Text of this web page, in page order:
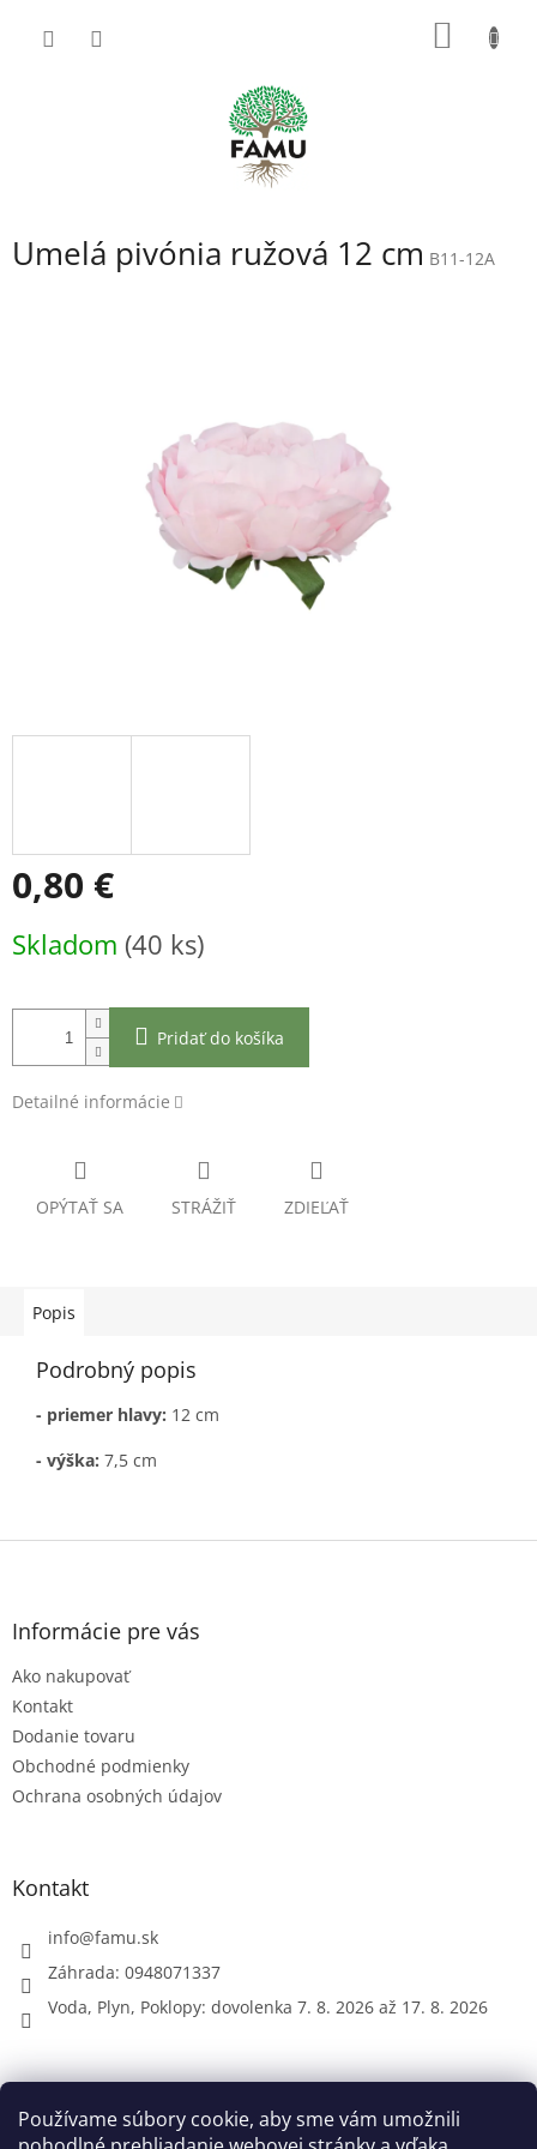
Používame súbory cookie, aby sme vám umožnili
Umelá pivónia ružová 12 cm B11-12A
0,80 €
cena:
Skladom (40 ks)
Pridať do košíka
Detailné informácie
OPÝTAŤ SA STRÁŽIŤ ZDIEĽAŤ
Popis
Podrobný popis
- priemer hlavy: 12 cm
- výška: 7,5 cm
Z
Informácie pre vás
Ako nakupovať
Kontakt
Dodanie tovaru
Obchodné podmienky
Ochrana osobných údajov
Kontakt
info@famu.sk
Záhrada: 0948071337
Voda, Plyn, Poklopy: dovolenka 7. 8. 2026 až 17. 8. 2026